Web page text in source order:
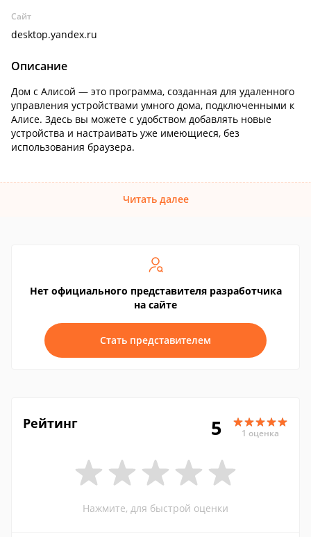
Сайт
desktop.yandex.ru
Описание
Дом с Алисой — это программа, созданная для удаленного
управления устройствами умного дома, подключенными к
Алисе. Здесь вы можете с удобством добавлять новые
устройства и настраивать уже имеющиеся, без
использования браузера.
Читать далее
Нет официального представителя разработчика
на сайте
Стать представителем
Рейтинг 5 1 оценка
Нажмите, для быстрой оценки